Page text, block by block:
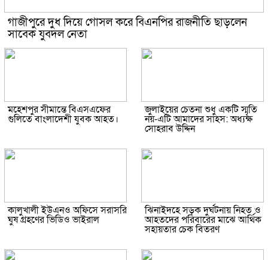
গাজীপুরে দুধ দিয়ে গোসল করে বিএনপির রাজনীতি ছাড়লেন
সাবেক যুবদল নেতা
মহেশপুর সীমান্তে বিএসএফের
গুলিতে বাংলাদেশী যুবক আহত।
জুলাইয়ের চেতনা শুধু একটি স্মৃতি
নয়-এটি আমাদের সাহস: অধ্যক্ষ
সোহরাব উদ্দিন
কালুখালী ইউএনও অফিসে সরাসরি
ঘুষ গ্রহণের ভিডিও ভাইরাল
ঝিনাইদহে সড়ক দুর্ঘটনায় নিহত ও
আহতদের পরিবারের মাঝে আর্থিক
সহায়তার চেক বিতরণ